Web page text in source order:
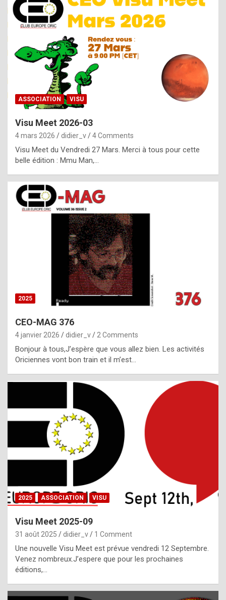
n
e
R
o
p
l
c
h
i
s
t
o
r
p
e
c
i
l
,
g
h
t
f
ASSOCIATION VISU
Visu Meet 2026-03
4 mars 2026 didier_v 4 Comments
Visu Meet du Vendredi 27 Mars. Merci à tous pour cette
belle édition : Mmu Man,…
2025
CEO-MAG 376
4 janvier 2026 didier_v 2 Comments
Bonjour à tous,J’espère que vous allez bien. Les activités
Oriciennes vont bon train et il m’est…
2025 ASSOCIATION VISU
Visu Meet 2025-09
31 août 2025 didier_v 1 Comment
Une nouvelle Visu Meet est prévue vendredi 12 Septembre.
Venez nombreux.J’espere que pour les prochaines
éditions,…